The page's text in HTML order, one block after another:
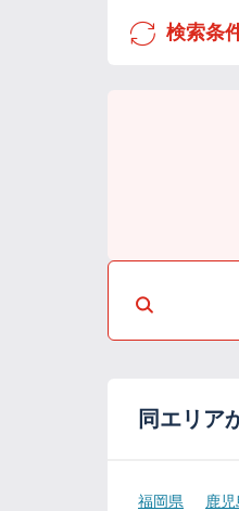
検索条
同エリア
福岡県 鹿